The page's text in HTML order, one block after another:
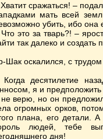
сражаться! –
мать всей
убить, ибо она
это за тварь?! –
так далеко и создать
Шак оскалился, с
десятилетие
я и предположить
верю, но он
огромных орков,
плана, его детали.
людей, тебе
дня!